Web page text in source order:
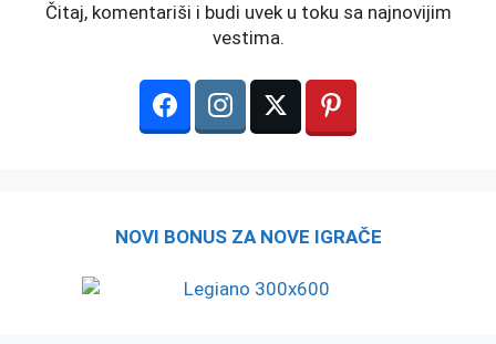
Čitaj, komentariši i budi uvek u toku sa najnovijim
vestima.
NOVI BONUS ZA NOVE IGRAČE